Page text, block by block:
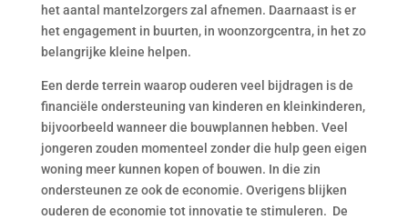
het aantal mantelzorgers zal afnemen. Daarnaast is er
het engagement in buurten, in woonzorgcentra, in het zo
belangrijke kleine helpen.
Een derde terrein waarop ouderen veel bijdragen is de
financiële ondersteuning van kinderen en kleinkinderen,
bijvoorbeeld wanneer die bouwplannen hebben. Veel
jongeren zouden momenteel zonder die hulp geen eigen
woning meer kunnen kopen of bouwen. In die zin
ondersteunen ze ook de economie. Overigens blijken
ouderen de economie tot innovatie te stimuleren. De